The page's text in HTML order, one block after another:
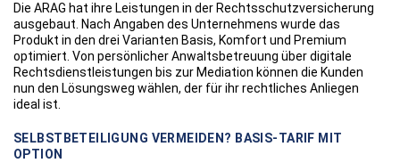
Die ARAG hat ihre Leistungen in der Rechtsschutzversicherung
ausgebaut. Nach Angaben des Unternehmens wurde das
Produkt in den drei Varianten Basis, Komfort und Premium
optimiert. Von persönlicher Anwaltsbetreuung über digitale
Rechtsdienstleistungen bis zur Mediation können die Kunden
nun den Lösungsweg wählen, der für ihr rechtliches Anliegen
ideal ist.
SELBSTBETEILIGUNG VERMEIDEN? BASIS-TARIF MIT
OPTION